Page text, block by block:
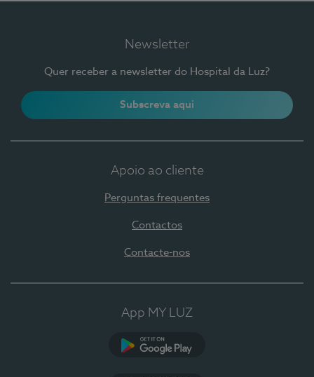
Newsletter
Quer receber a newsletter do Hospital da Luz?
Subscreva aqui
Apoio ao cliente
Perguntas frequentes
Contactos
Contacte-nos
App MY LUZ